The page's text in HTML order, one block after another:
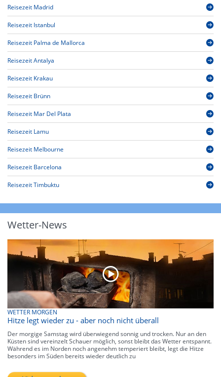
Reisezeit Madrid
Reisezeit Istanbul
Reisezeit Palma de Mallorca
Reisezeit Antalya
Reisezeit Krakau
Reisezeit Brünn
Reisezeit Mar Del Plata
Reisezeit Lamu
Reisezeit Melbourne
Reisezeit Barcelona
Reisezeit Timbuktu
Wetter-News
WETTER MORGEN
Hitze legt wieder zu - aber noch nicht überall
Der morgige Samstag wird überwiegend sonnig und trocken. Nur an den
Küsten sind vereinzelt Schauer möglich, sonst bleibt das Wetter entspannt.
Während es im Norden noch angenehm temperiert bleibt, legt die Hitze
besonders im Süden bereits wieder deutlich zu